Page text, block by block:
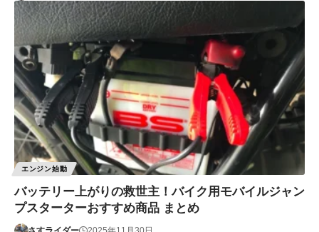
エンジン始動
バッテリー上がりの救世主！バイク用モバイルジャン
プスターターおすすめ商品 まとめ